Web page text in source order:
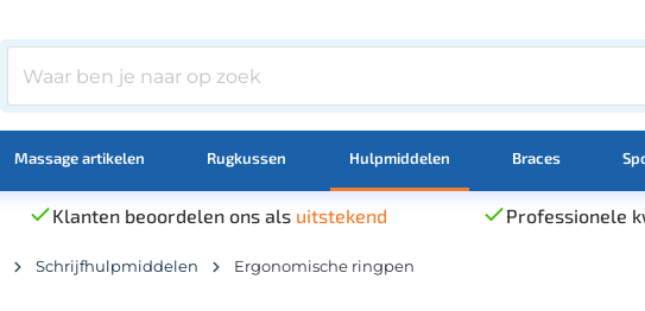
Massage artikelen Rugkussen Hulpmiddelen Braces
Klanten beoordelen ons als uitstekend Professionele
Schrijfhulpmiddelen Ergonomische ringpen